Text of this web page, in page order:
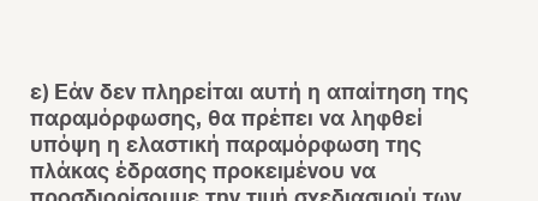
ε) Εάν δεν πληρείται αυτή η απαίτηση της
παραμόρφωσης, θα πρέπει να ληφθεί
υπόψη η ελαστική παραμόρφωση της
πλάκας έδρασης προκειμένου να